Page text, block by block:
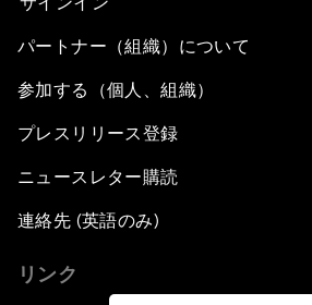
パートナー（組織）について
参加する（個人、組織）
プレスリリース登録
ニュースレター購読
連絡先 (英語のみ)
リンク